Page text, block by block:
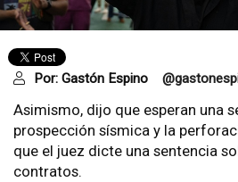
Por: Gastón Espino
Asimismo, dijo que esperan una
prospección sísmica y la
que el juez dicte una sentencia
contratos.